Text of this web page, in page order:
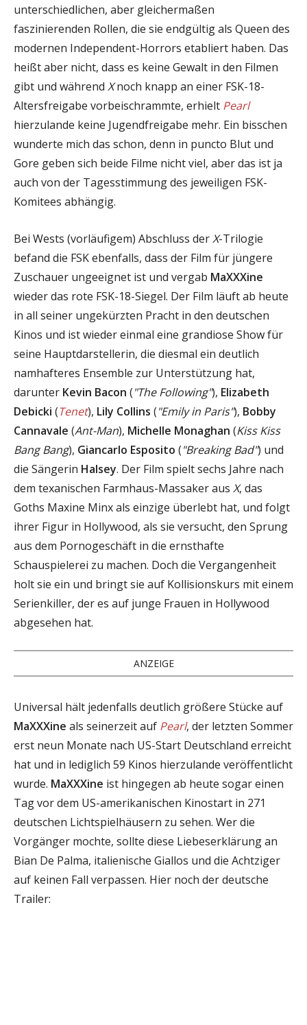
unterschiedlichen, aber gleichermaßen
faszinierenden Rollen, die sie endgültig als Queen des
modernen Independent-Horrors etabliert haben. Das
heißt aber nicht, dass es keine Gewalt in den Filmen
gibt und während Xnoch knapp an einer FSK-18-
Altersfreigabe vorbeischrammte, erhielt Pearl
hierzulande keine Jugendfreigabe mehr. Ein bisschen
wunderte mich das schon, denn in puncto Blut und
Gore geben sich beide Filme nicht viel, aber das ist ja
auch von der Tagesstimmung des jeweiligen FSK-
Komitees abhängig.
Bei Wests (vorläufigem) Abschluss derX-Trilogie
befand die FSK ebenfalls, dass der Film für jüngere
Zuschauer ungeeignet ist und vergab MaXXXine
wieder das rote FSK-18-Siegel. Der Film läuft ab heute
in all seiner ungekürzten Pracht in den deutschen
Kinos und ist wieder einmal eine grandiose Show für
seine Hauptdarstellerin, die diesmal ein deutlich
namhafteres Ensemble zur Unterstützung hat,
darunter Kevin Bacon ("The Following"), Elizabeth
Debicki (Tenet), Lily Collins ("Emily in Paris"), Bobby
Cannavale (Ant-Man), Michelle Monaghan (Kiss Kiss
Bang Bang), Giancarlo Esposito ("Breaking Bad") und
die Sängerin Halsey. Der Film spielt sechs Jahre nach
dem texanischen Farmhaus-Massaker aus X, das
Goths Maxine Minx als einzige überlebt hat, und folgt
ihrer Figur in Hollywood, als sie versucht, den Sprung
aus dem Pornogeschäft in die ernsthafte
Schauspielerei zu machen. Doch die Vergangenheit
holt sie ein und bringt sie auf Kollisionskurs mit einem
Serienkiller, der es auf junge Frauen in Hollywood
abgesehen hat.
ANZEIGE
Universal hält jedenfalls deutlich größere Stücke auf
MaXXXine als seinerzeit auf Pearl, der letzten Sommer
erst neun Monate nach US-Start Deutschland erreicht
hat und in lediglich 59 Kinos hierzulande veröffentlicht
wurde. MaXXXine ist hingegen ab heute sogar einen
Tag vor dem US-amerikanischen Kinostart in 271
deutschen Lichtspielhäusern zu sehen. Wer die
Vorgänger mochte, sollte diese Liebeserklärung an
Bian De Palma, italienische Giallos und die Achtziger
auf keinen Fall verpassen. Hier noch der deutsche
Trailer: